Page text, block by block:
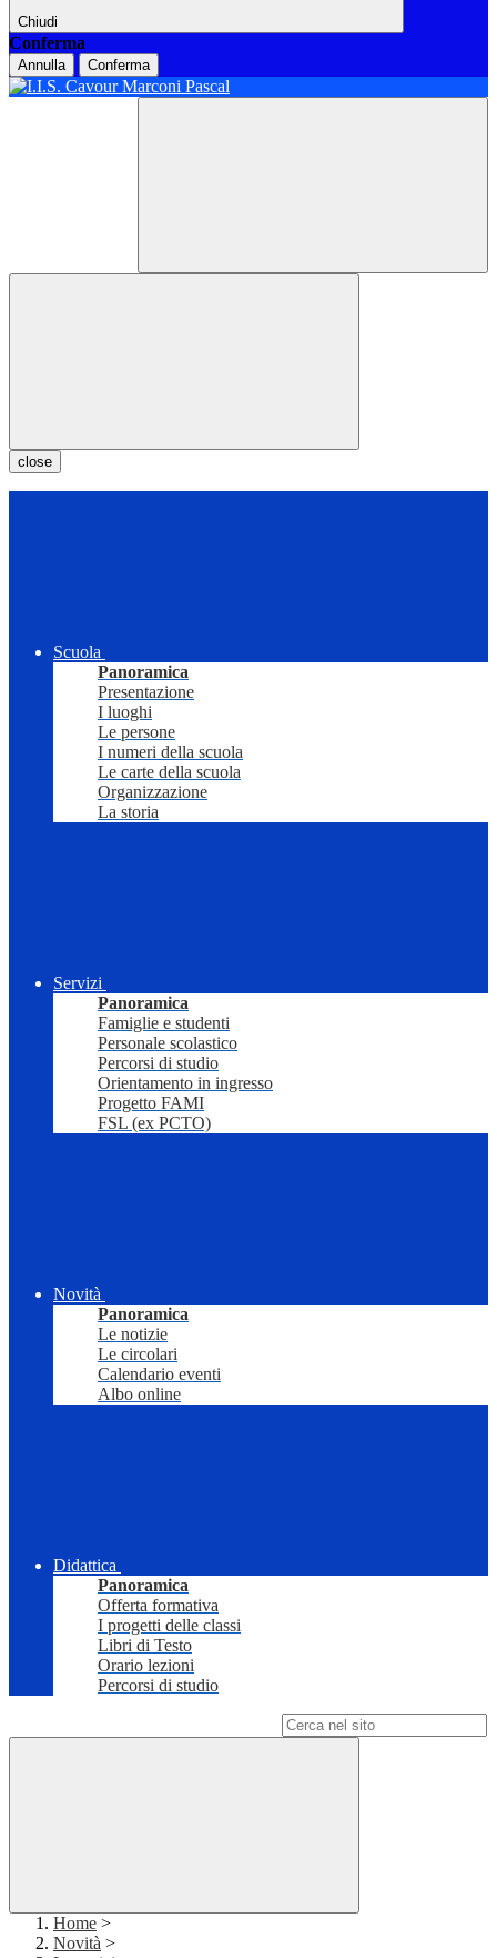
Chiudi
Conferma
Annulla Conferma
close
Scuola
Panoramica
Presentazione
I luoghi
Le persone
I numeri della scuola
Le carte della scuola
Organizzazione
La storia
Servizi
Panoramica
Famiglie e studenti
Personale scolastico
Percorsi di studio
Orientamento in ingresso
Progetto FAMI
FSL (ex PCTO)
Novità
Panoramica
Le notizie
Le circolari
Calendario eventi
Albo online
Didattica
Panoramica
Offerta formativa
I progetti delle classi
Libri di Testo
Orario lezioni
Percorsi di studio
Home >
Novità >